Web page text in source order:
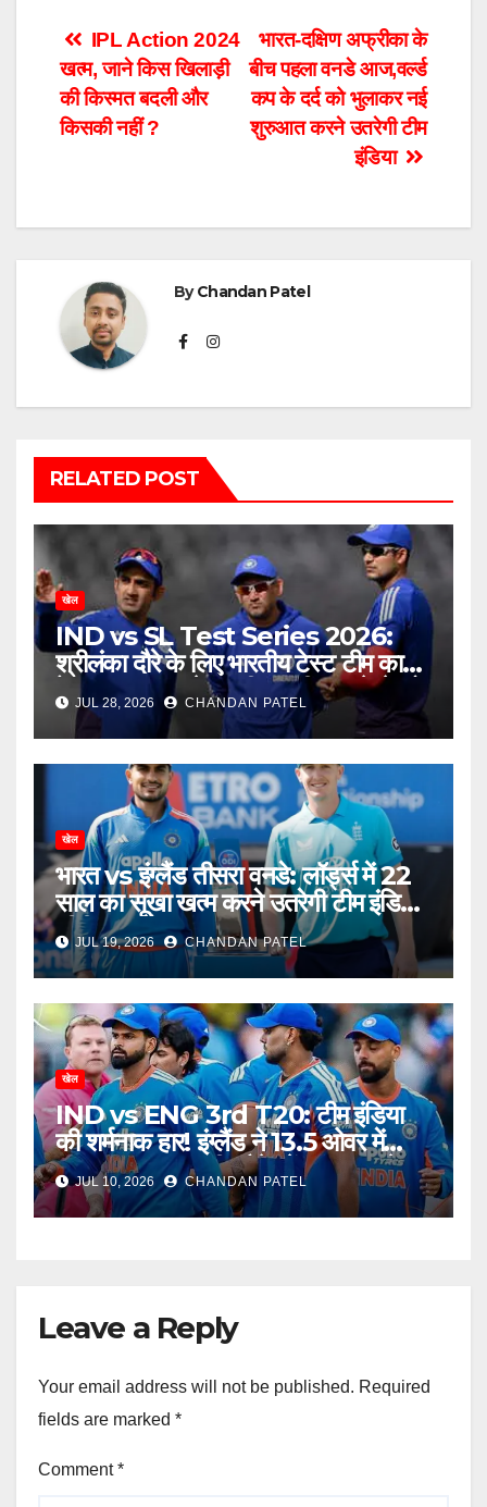
Post
navigation
भारत-दक्षिण अफ्रीका के
बीच पहला वनडे आज,वर्ल्ड
कप के दर्द को भुलाकर नई
शुरुआत करने उतरेगी टीम
इंडिया
IPL Action 2024
खत्म, जाने किस खिलाड़ी
की किस्मत बदली और
किसकी नहीं ?
ByChandan Patel
RELATED POST
खेल
IND vs SL Test Series 2026:
श्रीलंका दौरे के लिए भारतीय टेस्ट टीम का
ऐलान, बुमराह-जडेजा की वापसी, नए चेहरे को
मिला बड़ा मौका
JUL 28, 2026 CHANDAN PATEL
खेल
भारत vs इंग्लैंड तीसरा वनडे: लॉर्ड्स में 22
साल का सूखा खत्म करने उतरेगी टीम इंडिया,
सीरीज का फैसला आज
JUL 19, 2026 CHANDAN PATEL
खेल
IND vs ENG 3rd T20: टीम इंडिया
की शर्मनाक हार! इंग्लैंड ने 13.5 ओवर में
उड़ाया भारत, अब टीम मैनेजमेंट पर उठ रहे
बड़े सवाल
JUL 10, 2026 CHANDAN PATEL
Leave a Reply
Your email address will not be published. Required
fields are marked *
Comment*